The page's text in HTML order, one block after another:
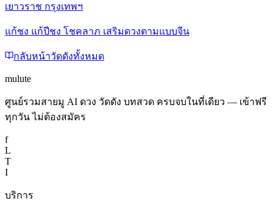
เยาวราช กรุงเทพฯ
แก้ชง แก้ปีชง โชคลาภ เสริมดวงตามแบบจีน
กลับหน้าวัดดังทั้งหมด
mulute
ศูนย์รวมสายมู AI ดวง วัดดัง บทสวด ครบจบในที่เดียว — เข้าฟรี
ทุกวัน ไม่ต้องสมัคร
f
L
T
I
บริการ